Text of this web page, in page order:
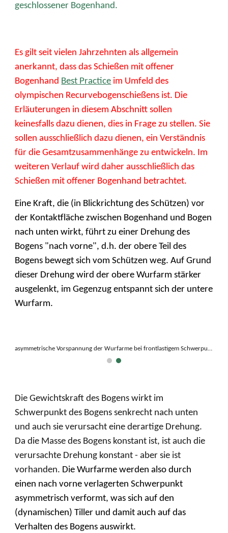
geschlossener Bogenhand.
Es gilt seit vielen Jahrzehnten als allgemein
anerkannt, dass das Schießen mit offener
Bogenhand Best Practice im Umfeld des
olympischen Recurvebogenschießens ist. Die
Erläuterungen in diesem Abschnitt sollen
keinesfalls dazu dienen, dies in Frage zu stellen. Sie
sollen ausschließlich dazu dienen, ein Verständnis
für die Gesamtzusammenhänge zu entwickeln. Im
weiteren Verlauf wird daher ausschließlich das
Schießen mit offener Bogenhand betrachtet.
Eine Kraft, die (in Blickrichtung des Schützen) vor
der Kontaktfläche zwischen Bogenhand und Bogen
nach unten wirkt, führt zu einer Drehung des
Bogens "nach vorne", d.h. der obere Teil des
Bogens bewegt sich vom Schützen weg. Auf Grund
dieser Drehung wird der obere Wurfarm stärker
ausgelenkt, im Gegenzug entspannt sich der untere
Wurfarm.
asymmetrische Vorspannung der Wurfarme bei frontlastigem Schwerpunkt.
Die Gewichtskraft des Bogens wirkt im
Schwerpunkt des Bogens senkrecht nach unten
und auch sie verursacht eine derartige Drehung.
Da die Masse des Bogens konstant ist, ist auch die
verursachte Drehung konstant - aber sie ist
vorhanden. Die Wurfarme werden also durch
einen nach vorne verlagerten Schwerpunkt
asymmetrisch verformt, was sich auf den
(dynamischen) Tiller und damit auch auf das
Verhalten des Bogens auswirkt.